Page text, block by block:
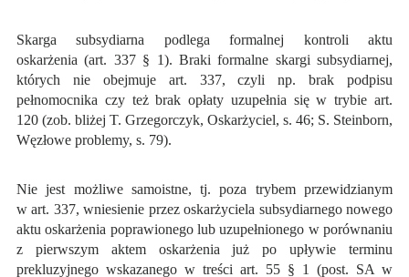
Skarga subsydiarna podlega formalnej kontroli aktu
oskarżenia (art. 337 § 1). Braki formalne skargi subsydiarnej,
których nie obejmuje art. 337, czyli np. brak podpisu
pełnomocnika czy też brak opłaty uzupełnia się w trybie art.
120 (zob. bliżej T. Grzegorczyk, Oskarżyciel, s. 46; S. Steinborn,
Węzłowe problemy, s. 79).
Nie jest możliwe samoistne, tj. poza trybem przewidzianym
w art. 337, wniesienie przez oskarżyciela subsydiarnego nowego
aktu oskarżenia poprawionego lub uzupełnionego w porównaniu
z pierwszym aktem oskarżenia już po upływie terminu
prekluzyjnego wskazanego w treści art. 55 § 1 (post. SA w